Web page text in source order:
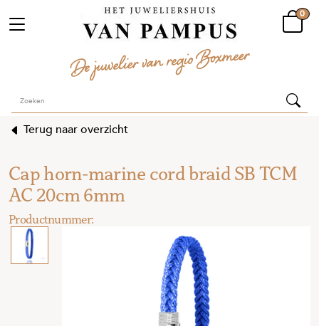
0
Terug naar overzicht
Cap horn-marine cord braid SB TCM
AC 20cm 6mm